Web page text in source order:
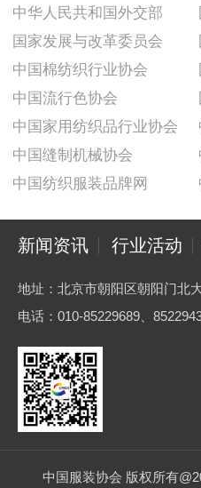
中华人民共和国外交部
国家发展与改革委员会
中国棉纺织行业协会
中国流行色协会
中国家用纺织品行业协会
中国缝制机械协会
中国纺织服装品牌网
新闻资讯 行业活动
地址：北京市朝阳区朝阳门北
电话：010-85229689、
中国服装协会 版权所有